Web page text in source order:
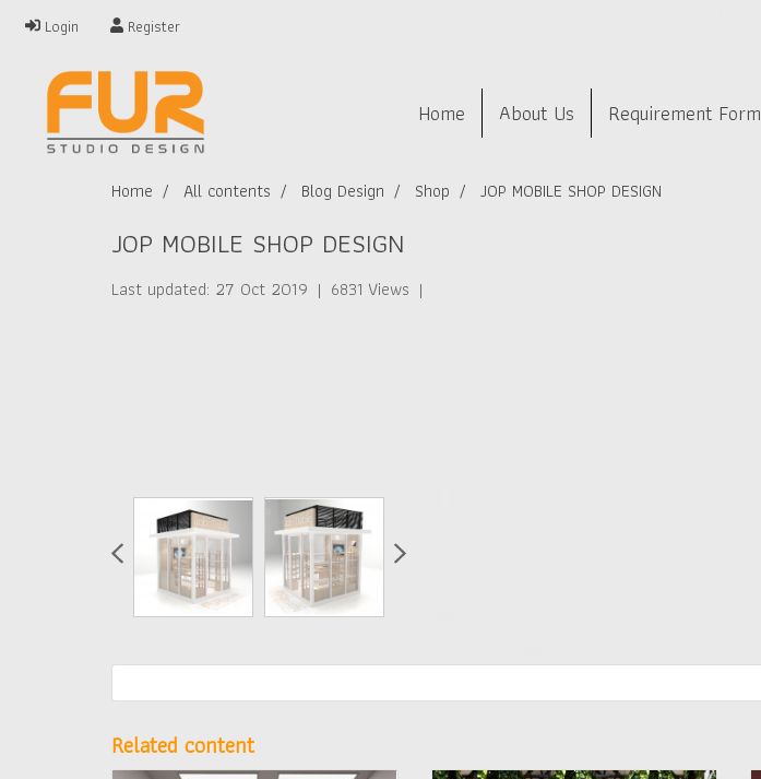
Login Register
Home About Us Requirement Form
Home All contents Blog Design Shop JOP MOBILE SHOP DESIGN
JOP MOBILE SHOP DESIGN
Last updated: 27 Oct 2019 | 6831 Views |
Related content